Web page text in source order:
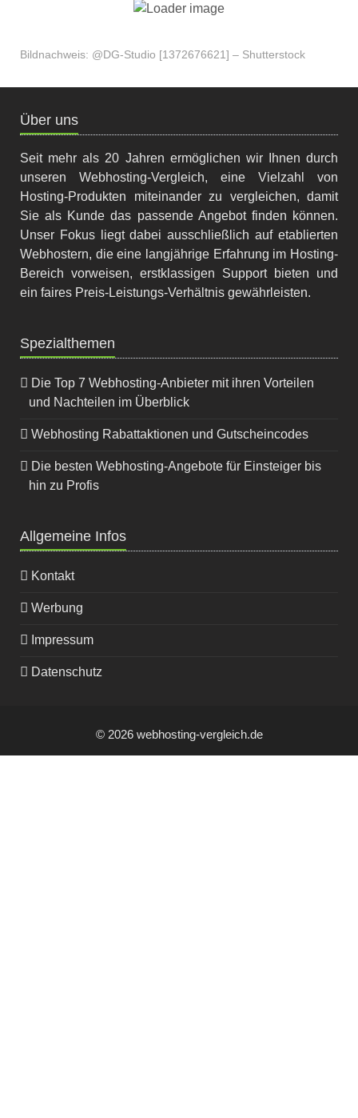
Bildnachweis: @DG-Studio [1372676621] – Shutterstock
Über uns
Seit mehr als 20 Jahren ermöglichen wir Ihnen durch
unseren Webhosting-Vergleich, eine Vielzahl von
Hosting-Produkten miteinander zu vergleichen, damit
Sie als Kunde das passende Angebot finden können.
Unser Fokus liegt dabei ausschließlich auf etablierten
Webhostern, die eine langjährige Erfahrung im Hosting-
Bereich vorweisen, erstklassigen Support bieten und
ein faires Preis-Leistungs-Verhältnis gewährleisten.
Spezialthemen
Die Top 7 Webhosting-Anbieter mit ihren Vorteilen
und Nachteilen im Überblick
Webhosting Rabattaktionen und Gutscheincodes
Die besten Webhosting-Angebote für Einsteiger bis
hin zu Profis
Allgemeine Infos
Kontakt
Werbung
Impressum
Datenschutz
© 2026 webhosting-vergleich.de